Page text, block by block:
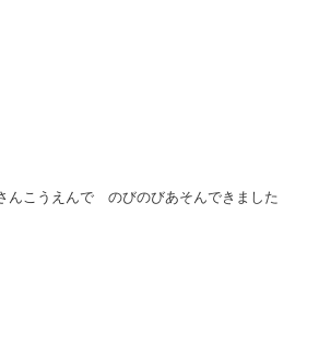
こうえんで のびのびあそんできました